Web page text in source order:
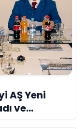
AŞ Yeni
ve
Vizyon